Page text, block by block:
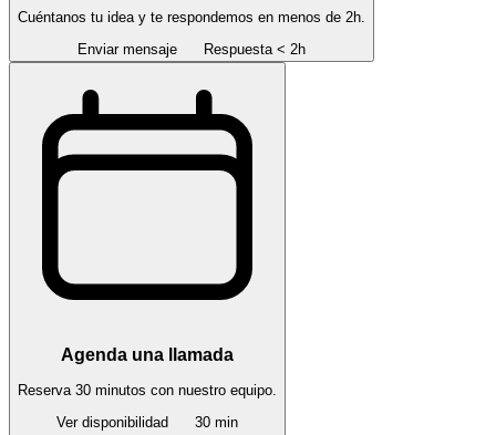
Cuéntanos tu idea y te respondemos en menos de 2h.
Enviar mensaje
Respuesta < 2h
Agenda una llamada
Reserva 30 minutos con nuestro equipo.
Ver disponibilidad